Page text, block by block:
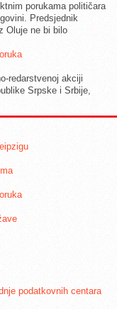
porukama političara
Predsjednik
Oluje ne bi bilo
redarstvenoj akciji
Srpske i Srbije,
podatkovnih centara